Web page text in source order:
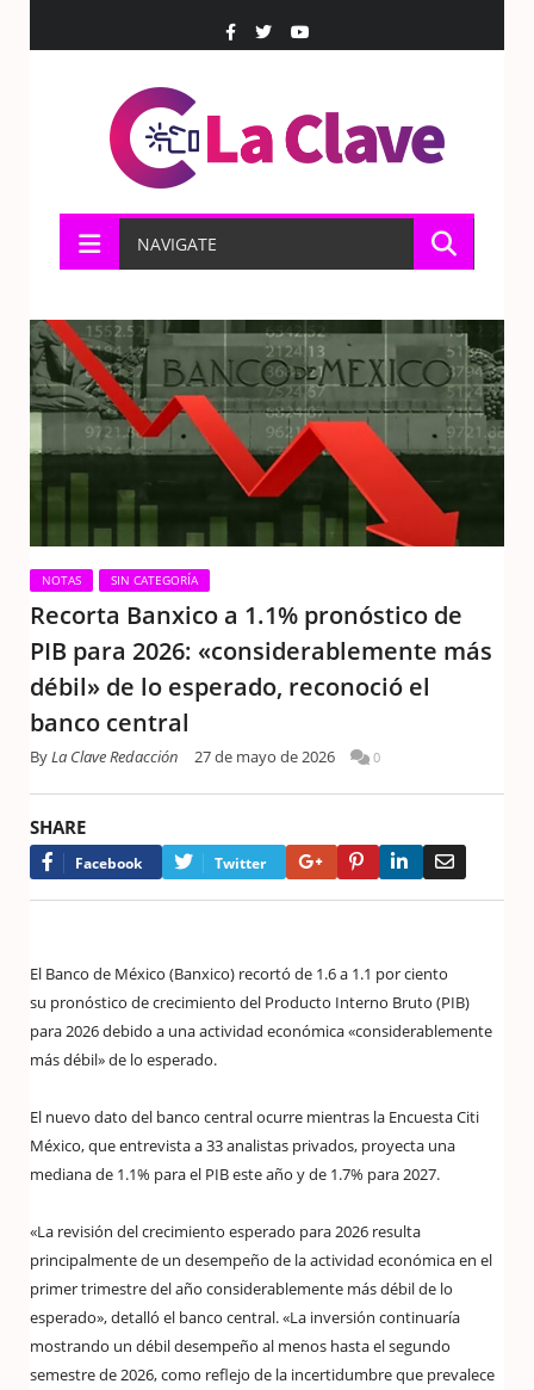
NAVIGATE
NOTAS SIN CATEGORÍA
Recorta Banxico a 1.1% pronóstico de
PIB para 2026: «considerablemente más
débil» de lo esperado, reconoció el
banco central
ByLa Clave Redacción 27 de mayo de 2026 0
SHARE
Facebook Twitter Google+PinterestLinkedIn
El Banco de México (Banxico) recortó de 1.6 a 1.1 por ciento
su pronóstico de crecimiento del Producto Interno Bruto (PIB)
para 2026 debido a una actividad económica «considerablemente
más débil» de lo esperado.
El nuevo dato del banco central ocurre mientras la Encuesta Citi
México, que entrevista a 33 analistas privados, proyecta una
mediana de 1.1% para el PIB este año y de 1.7% para 2027.
«La revisión del crecimiento esperado para 2026 resulta
principalmente de un desempeño de la actividad económica en el
primer trimestre del año considerablemente más débil de lo
esperado», detalló el banco central. «La inversión continuaría
mostrando un débil desempeño al menos hasta el segundo
semestre de 2026, como reflejo de la incertidumbre que prevalece